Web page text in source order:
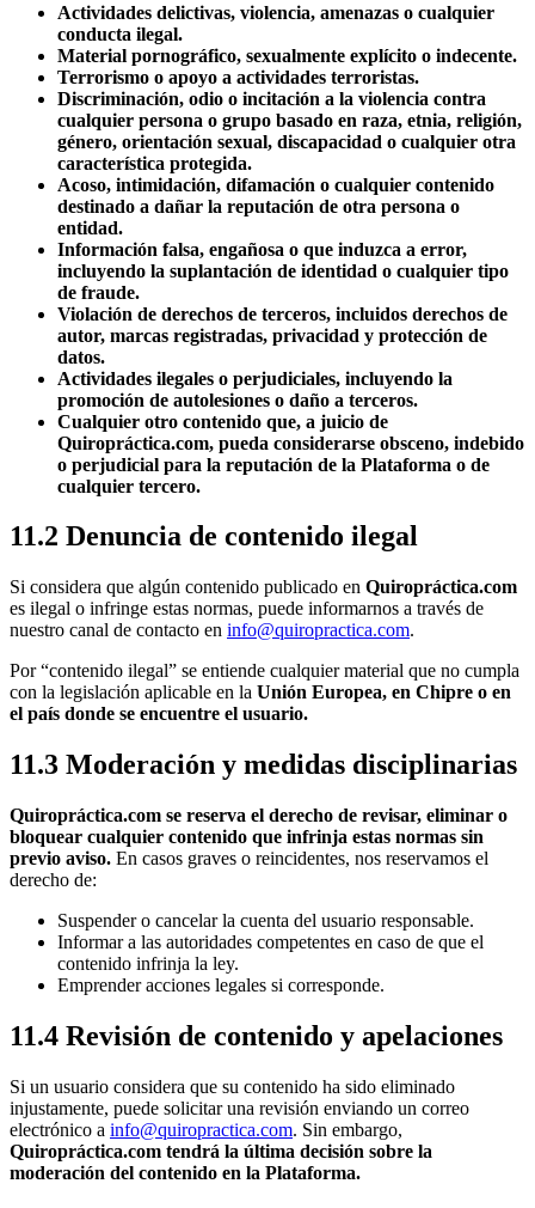
Actividades delictivas, violencia, amenazas o cualquier
conducta ilegal.
Material pornográfico, sexualmente explícito o indecente.
Terrorismo o apoyo a actividades terroristas.
Discriminación, odio o incitación a la violencia contra
cualquier persona o grupo basado en raza, etnia, religión,
género, orientación sexual, discapacidad o cualquier otra
característica protegida.
Acoso, intimidación, difamación o cualquier contenido
destinado a dañar la reputación de otra persona o
entidad.
Información falsa, engañosa o que induzca a error,
incluyendo la suplantación de identidad o cualquier tipo
de fraude.
Violación de derechos de terceros, incluidos derechos de
autor, marcas registradas, privacidad y protección de
datos.
Actividades ilegales o perjudiciales, incluyendo la
promoción de autolesiones o daño a terceros.
Cualquier otro contenido que, a juicio de
Quiropráctica.com, pueda considerarse obsceno, indebido
o perjudicial para la reputación de la Plataforma o de
cualquier tercero.
11.2 Denuncia de contenido ilegal
Si considera que algún contenido publicado en Quiropráctica.com
es ilegal o infringe estas normas, puede informarnos a través de
nuestro canal de contacto en info@quiropractica.com.
Por “contenido ilegal” se entiende cualquier material que no cumpla
con la legislación aplicable en la Unión Europea, en Chipre o en
el país donde se encuentre el usuario.
11.3 Moderación y medidas disciplinarias
Quiropráctica.com se reserva el derecho de revisar, eliminar o
bloquear cualquier contenido que infrinja estas normas sin
previo aviso. En casos graves o reincidentes, nos reservamos el
derecho de:
Suspender o cancelar la cuenta del usuario responsable.
Informar a las autoridades competentes en caso de que el
contenido infrinja la ley.
Emprender acciones legales si corresponde.
11.4 Revisión de contenido y apelaciones
Si un usuario considera que su contenido ha sido eliminado
injustamente, puede solicitar una revisión enviando un correo
electrónico a info@quiropractica.com. Sin embargo,
Quiropráctica.com tendrá la última decisión sobre la
moderación del contenido en la Plataforma.